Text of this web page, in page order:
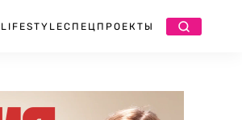
LIFESTYLEСПЕЦПРОЕКТЫ